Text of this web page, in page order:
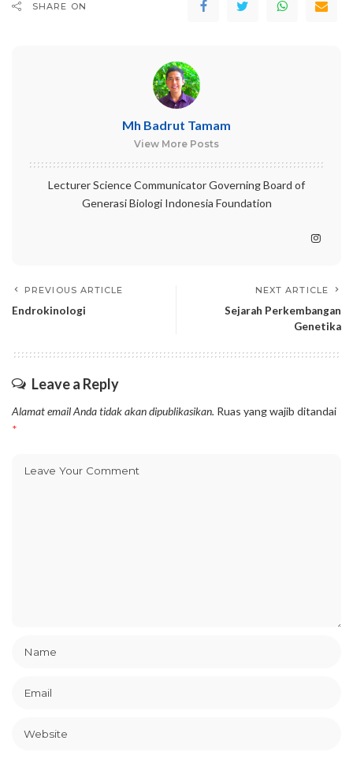
SHARE ON
Mh Badrut Tamam
View More Posts
Lecturer Science Communicator Governing Board of
Generasi Biologi Indonesia Foundation
PREVIOUS ARTICLE
Endrokinologi
NEXT ARTICLE
Sejarah Perkembangan
Genetika
Leave a Reply
Alamat email Anda tidak akan dipublikasikan. Ruas yang wajib ditandai
*